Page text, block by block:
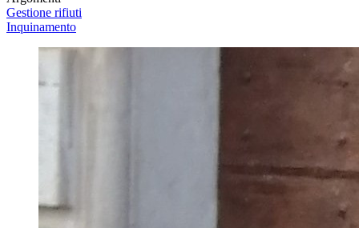
Gestione rifiuti
Inquinamento